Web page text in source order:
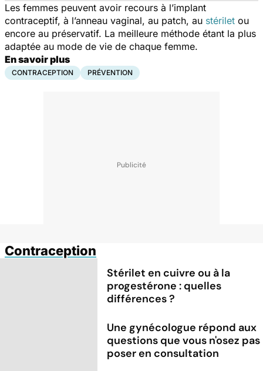
Les femmes peuvent avoir recours à l’implant
contraceptif, à l’anneau vaginal, au patch, au stérilet ou
encore au préservatif. La meilleure méthode étant la plus
adaptée au mode de vie de chaque femme.
En savoir plus
CONTRACEPTION PRÉVENTION
Contraception
Stérilet en cuivre ou à la
progestérone : quelles
différences ?
Une gynécologue répond aux
questions que vous n'osez pas
poser en consultation